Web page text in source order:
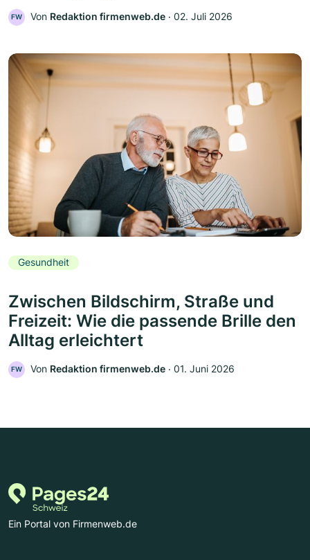
FW Von Redaktion firmenweb.de ‧ 02. Juli 2026
Gesundheit
Zwischen Bildschirm, Straße und
Freizeit: Wie die passende Brille den
Alltag erleichtert
FW Von Redaktion firmenweb.de ‧ 01. Juni 2026
Ein Portal von Firmenweb.de